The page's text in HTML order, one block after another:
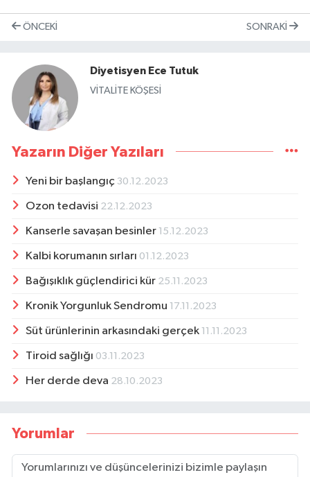
ÖNCEKI SONRAKI
Diyetisyen Ece Tutuk
VİTALİTE KÖŞESİ
Yazarın Diğer Yazıları
Yeni bir başlangıç 30.12.2023
Ozon tedavisi 22.12.2023
Kanserle savaşan besinler 15.12.2023
Kalbi korumanın sırları 01.12.2023
Bağışıklık güçlendirici kür 25.11.2023
Kronik Yorgunluk Sendromu 17.11.2023
Süt ürünlerinin arkasındaki gerçek 11.11.2023
Tiroid sağlığı 03.11.2023
Her derde deva 28.10.2023
Yorumlar